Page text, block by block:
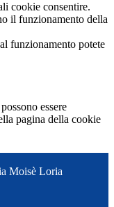
cookie consentire.
il funzionamento della
funzionamento potete
essere
pagina della cookie
Moisè Loria